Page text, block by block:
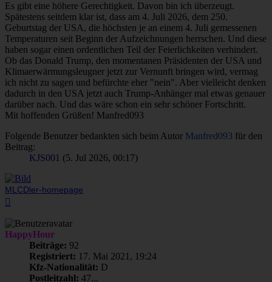
Es gibt eine höhere Gerechtigkeit. Davon bin ich überzeugt.
Spätestens seitdem klar ist, dass am 4. Juli 2026, dem 250.
Geburtstag der USA, die höchsten je an einem 4. Juli gemessenen
Temperaturen seit Beginn der Aufzeichnungen herrschen. Und diese
haben sogar einen ordentlichen Teil der Feierlichkeiten verhindert.
Ob das Donald Trump, den momentanen Präsidenten der USA und
Klimaerwärmungsleugner jetzt zur Vernunft bringen wird, vermag
ich nicht zu sagen und befürchte eher "nein". Aber vielleicht denken
dadurch in den USA jetzt auch Trump-Anhänger mal etwas genauer
darüber nach. Und das wäre schon ein sehr schöner Fortschritt.
Mit hoffenden Grüßen! Manfred093
Folgende Benutzer bedankten sich beim Autor Manfred093 für den
Beitrag:
KJS001 (5. Jul 2026, 00:17)
MLCDler-homepage
HappyHour
Beiträge: 92
Registriert: 17. Mai 2021, 19:24
Kfz-Nationalität: D
Postleitzahl: 47...